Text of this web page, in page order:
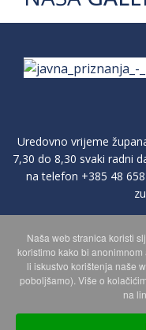
Uredovno vrijeme
7,30 do 8,30 svaki radni
na telefon +385 48
POLITIKA ZAŠTITE
Naša web stranica koristi
koristimo kako bi
li iskustvo korištenja naše
poboljšamo). Više o
na